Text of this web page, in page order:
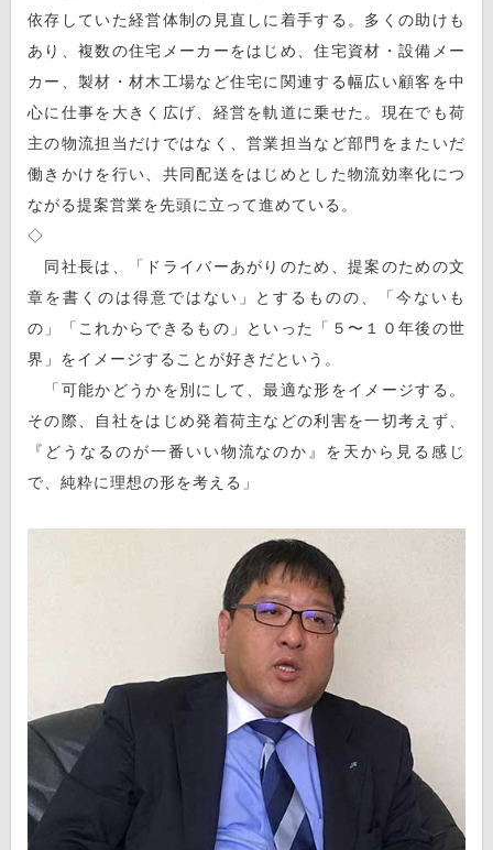
依存していた経営体制の見直しに着手する。多くの助けも
あり、複数の住宅メーカーをはじめ、住宅資材・設備メー
カー、製材・材木工場など住宅に関連する幅広い顧客を中
心に仕事を大きく広げ、経営を軌道に乗せた。現在でも荷
主の物流担当だけではなく、営業担当など部門をまたいだ
働きかけを行い、共同配送をはじめとした物流効率化につ
ながる提案営業を先頭に立って進めている。
◇
同社長は、「ドライバーあがりのため、提案のための文
章を書くのは得意ではない」とするものの、「今ないも
の」「これからできるもの」といった「５〜１０年後の世
界」をイメージすることが好きだという。
「可能かどうかを別にして、最適な形をイメージする。
その際、自社をはじめ発着荷主などの利害を一切考えず、
『どうなるのが一番いい物流なのか』を天から見る感じ
で、純粋に理想の形を考える」